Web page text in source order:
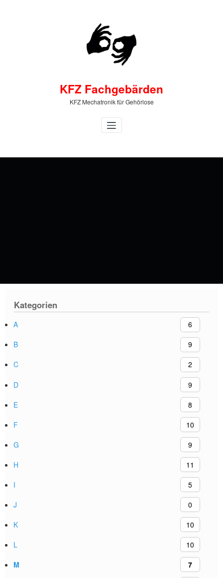
KFZ Fachgebärden
KFZ Mechatronik für Gehörlose
Kategorien
A 6
B 9
C 2
D 9
E 8
F 10
G 9
H 11
I 5
J 0
K 10
L 10
M 7